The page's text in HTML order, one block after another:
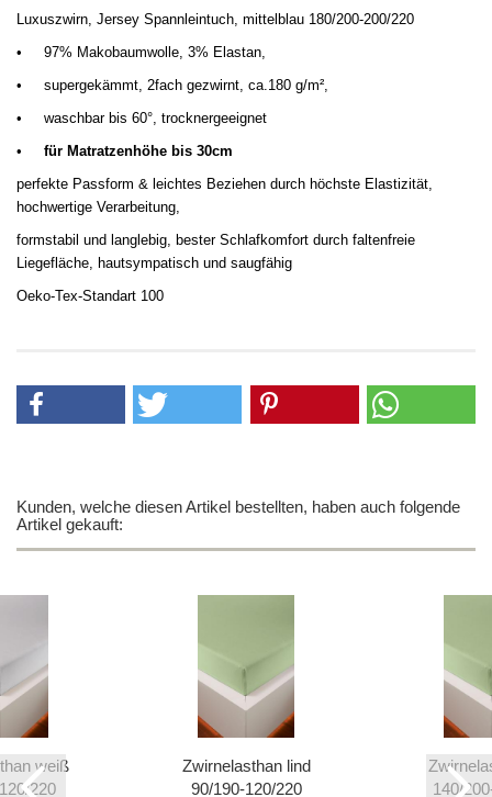
Luxuszwirn, Jersey Spannleintuch, mittelblau 180/200-200/220
•
97% Makobaumwolle, 3% Elastan,
•
supergekämmt, 2fach gezwirnt, ca.180 g/m²,
•
waschbar bis 60°, trocknergeeignet
•
für Matratzenhöhe bis 30cm
perfekte Passform & leichtes Beziehen durch höchste Elastizität,
hochwertige Verarbeitung,
formstabil und langlebig, bester Schlafkomfort durch faltenfreie
Liegefläche, hautsympatisch und saugfähig
Oeko-Tex-Standart 100
Kunden, welche diesen Artikel bestellten, haben auch folgende
Artikel gekauft:
weiß
220
Zwirnelasthan lind
90/190-120/220
140/